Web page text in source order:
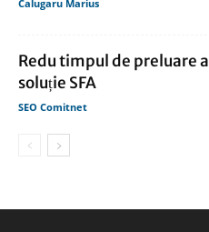
Calugaru Marius
Redu timpul de preluare
soluție SFA
SEO Comitnet